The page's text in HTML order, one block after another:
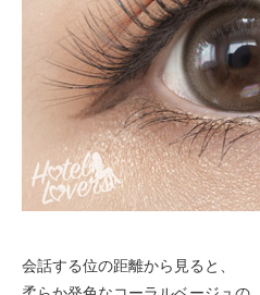
会話する位の距離から見ると、